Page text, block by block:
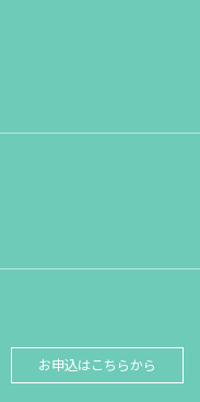
お申込はこちらから